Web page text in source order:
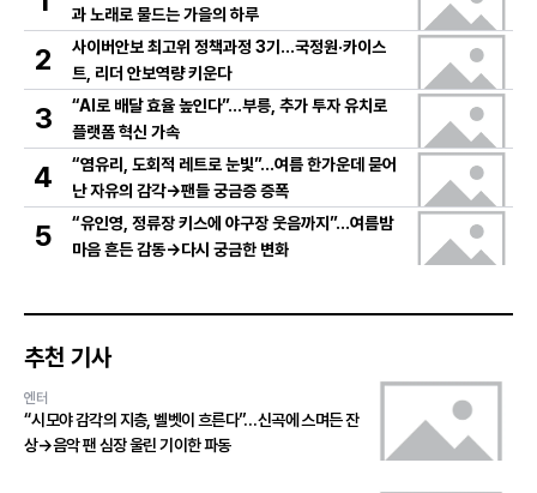
과 노래로 물드는 가을의 하루
2
사이버안보 최고위 정책과정 3기…국정원·카이스
트, 리더 안보역량 키운다
3
“AI로 배달 효율 높인다”…부릉, 추가 투자 유치로
플랫폼 혁신 가속
4
“염유리, 도회적 레트로 눈빛”…여름 한가운데 묻어
난 자유의 감각→팬들 궁금증 증폭
5
“유인영, 정류장 키스에 야구장 웃음까지”…여름밤
마음 흔든 감동→다시 궁금한 변화
추천 기사
엔터
“시모야 감각의 지층, 벨벳이 흐른다”…신곡에 스며든 잔
상→음악 팬 심장 울린 기이한 파동